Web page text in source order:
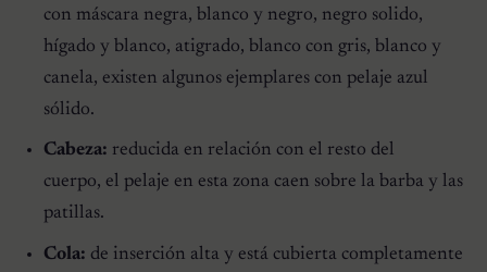
con máscara negra, blanco y negro, negro solido,
hígado y blanco, atigrado, blanco con gris, blanco y
canela, existen algunos ejemplares con pelaje azul
sólido.
Cabeza: reducida en relación con el resto del
cuerpo, el pelaje en esta zona caen sobre la barba y las
patillas.
Cola: de inserción alta y está cubierta completamente